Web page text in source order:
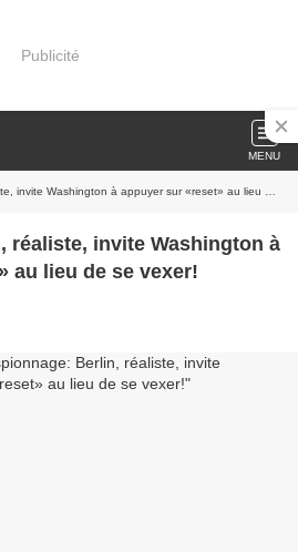
Publicité
MENU
Washington à appuyer sur «reset» au lieu de se vexer!
réaliste, invite Washington à
au lieu de se vexer!